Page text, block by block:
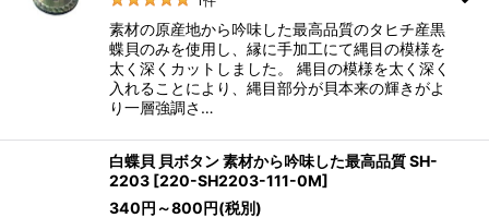
素材の原産地から吟味した最高品質のタヒチ産黒
蝶貝のみを使用し、縁に手加工にて縄目の模様を
太く深くカットしました。 縄目の模様を太く深く
入れることにより、縄目部分が貝本来の輝きがよ
り一層強調さ…
白蝶貝 貝ボタン 素材から吟味した最高品質 SH-
2203 [220-SH2203-111-0M]
340円 ～800円(税別)